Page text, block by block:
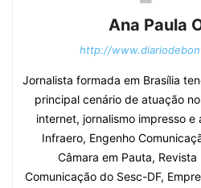
Ana Paula
http://
Jornalista formada em Brasília
principal cenário de atuação
internet, jornalismo impresso e
Infraero, Engenho
Câmara em Pauta, Revista
Comunicação do Sesc-DF,